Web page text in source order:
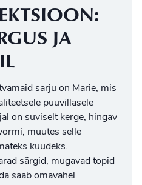
JA
sarju on Marie, mis
puuvillasele
on suviselt kerge, hingav
muutes selle
kuudeks.
särgid, mugavad topid
saab omavahel